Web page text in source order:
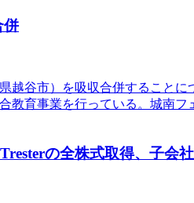
併
谷市）を吸収合併すること
育事業を行っている。城南
の全株式取得、子会